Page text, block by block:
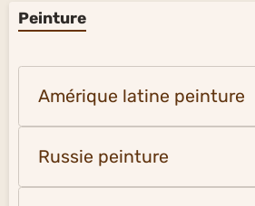
Peinture
Amérique latine peinture
Russie peinture